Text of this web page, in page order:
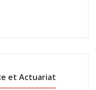
et Actuariat